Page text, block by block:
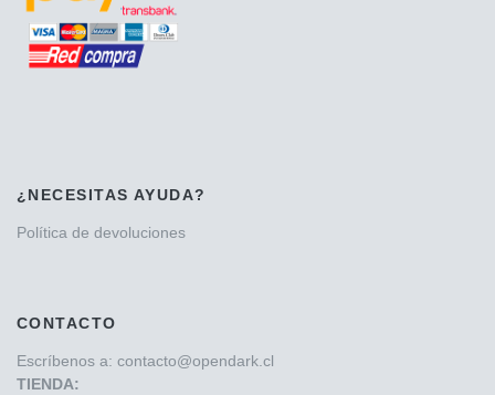
¿NECESITAS AYUDA?
Política de devoluciones
CONTACTO
Escríbenos a: contacto@opendark.cl
TIENDA: